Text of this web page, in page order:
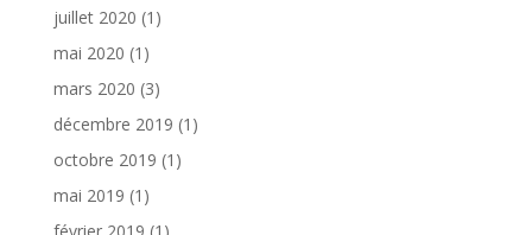
juillet 2020 (1)
mai 2020 (1)
mars 2020 (3)
décembre 2019 (1)
octobre 2019 (1)
mai 2019 (1)